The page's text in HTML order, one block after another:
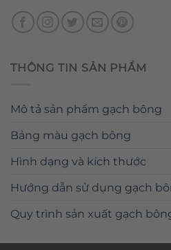
THÔNG TIN SẢN PHẨM
Mô tả sản phẩm gạch bông
Bảng màu gạch bông
Hình dạng và kích thước
Hướng dẫn sử dụng gạch
Quy trình sản xuất gạch